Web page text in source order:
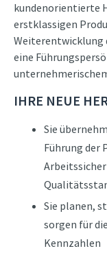
kundenorientierte
erstklassigen
Weiterentwicklung
eine
IHRE NEUE
Sie
Führung der
Sie planen,
sorgen für
Kennzahlen